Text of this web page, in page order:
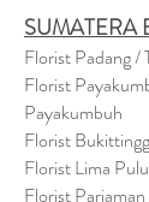
SUMATERA
Florist Padang /
Florist
Payakumbuh
Florist
Florist Lima
Florist